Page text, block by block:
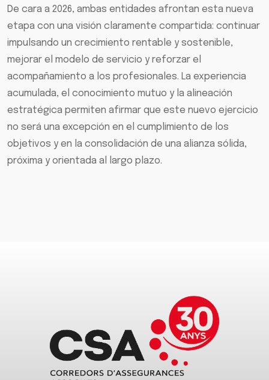
De cara a 2026, ambas entidades afrontan esta nueva
etapa con una visión claramente compartida: continuar
impulsando un crecimiento rentable y sostenible,
mejorar el modelo de servicio y reforzar el
acompañamiento a los profesionales. La experiencia
acumulada, el conocimiento mutuo y la alineación
estratégica permiten afirmar que este nuevo ejercicio
no será una excepción en el cumplimiento de los
objetivos y en la consolidación de una alianza sólida,
próxima y orientada al largo plazo.